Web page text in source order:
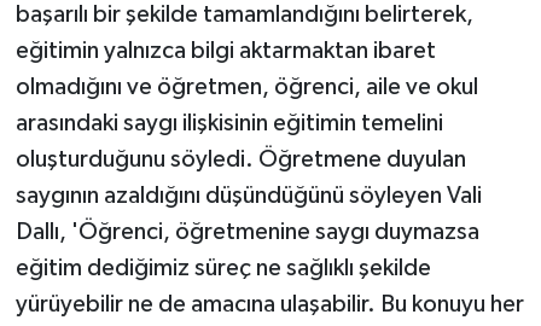
başarılı bir şekilde tamamlandığını belirterek,
eğitimin yalnızca bilgi aktarmaktan ibaret
olmadığını ve öğretmen, öğrenci, aile ve okul
arasındaki saygı ilişkisinin eğitimin temelini
oluşturduğunu söyledi. Öğretmene duyulan
saygının azaldığını düşündüğünü söyleyen Vali
Dallı, 'Öğrenci, öğretmenine saygı duymazsa
eğitim dediğimiz süreç ne sağlıklı şekilde
yürüyebilir ne de amacına ulaşabilir. Bu konuyu her